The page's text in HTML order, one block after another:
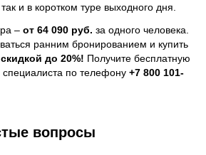
и в коротком туре выходного дня.
– от 64 090 руб. за одного человека.
ранним бронированием и купить
до 20%! Получите бесплатную
по телефону +7 800 101-
вопросы